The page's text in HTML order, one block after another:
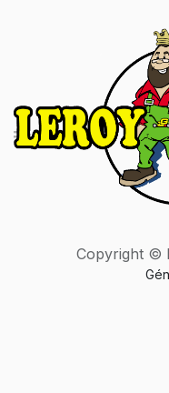
Copyright ©